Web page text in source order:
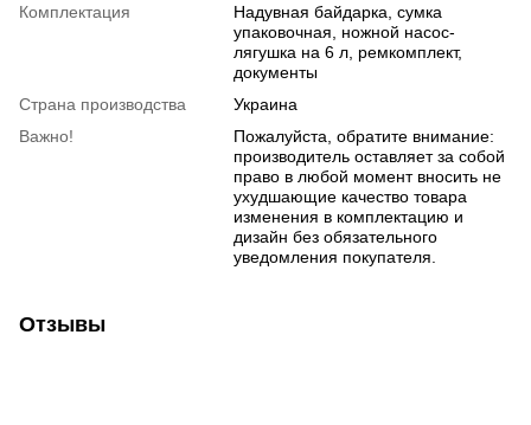
Комплектация
Надувная байдарка, сумка
упаковочная, ножной насос-
лягушка на 6 л, ремкомплект,
документы
Страна производства
Украина
Важно!
Пожалуйста, обратите внимание:
производитель оставляет за собой
право в любой момент вносить не
ухудшающие качество товара
изменения в комплектацию и
дизайн без обязательного
уведомления покупателя.
Отзывы